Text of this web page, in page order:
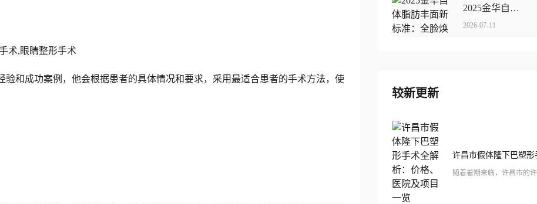
术,眼睛整形手术
验和成功案例，他会根据患者的具体情况和要求，采用最适合患者的手术方法，使
2025金华自体脂肪丰面新标准：全脸焕新，价格揭秘！
2026-07-11
较新更新